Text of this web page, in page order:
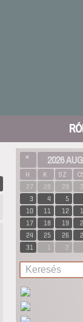
« 2026
H K SZ
27
28 29
3
4 5
10
11 12
17
18 19
24
25 26
31
1 2